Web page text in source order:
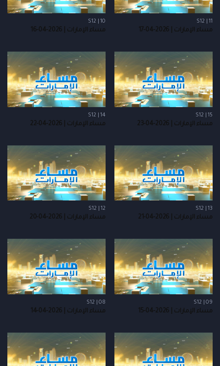
S12 | 11
مساء الإمارات | 2026-04-17
S12 | 10
مساء الإمارات | 2026-04-16
S12 | 15
مساء الإمارات | 2026-04-23
S12 | 14
مساء الإمارات | 2026-04-22
S12 | 13
مساء الإمارات | 2026-04-21
S12 | 12
مساء الإمارات | 2026-04-20
S12 | 09
مساء الإمارات | 2026-04-15
S12 | 08
مساء الإمارات | 2026-04-14